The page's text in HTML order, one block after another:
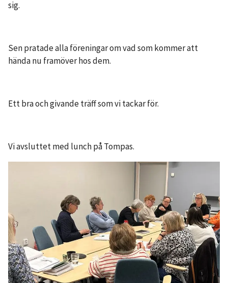
sig.
Sen pratade alla föreningar om vad som kommer att
hända nu framöver hos dem.
Ett bra och givande träff som vi tacka​r för.
Vi avsluttet med lunch på Tompas.